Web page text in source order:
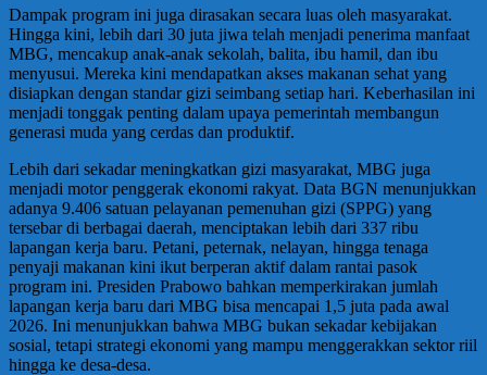
Dampak program ini juga dirasakan secara luas oleh masyarakat.
Hingga kini, lebih dari 30 juta jiwa telah menjadi penerima manfaat
MBG, mencakup anak-anak sekolah, balita, ibu hamil, dan ibu
menyusui. Mereka kini mendapatkan akses makanan sehat yang
disiapkan dengan standar gizi seimbang setiap hari. Keberhasilan ini
menjadi tonggak penting dalam upaya pemerintah membangun
generasi muda yang cerdas dan produktif.
Lebih dari sekadar meningkatkan gizi masyarakat, MBG juga
menjadi motor penggerak ekonomi rakyat. Data BGN menunjukkan
adanya 9.406 satuan pelayanan pemenuhan gizi (SPPG) yang
tersebar di berbagai daerah, menciptakan lebih dari 337 ribu
lapangan kerja baru. Petani, peternak, nelayan, hingga tenaga
penyaji makanan kini ikut berperan aktif dalam rantai pasok
program ini. Presiden Prabowo bahkan memperkirakan jumlah
lapangan kerja baru dari MBG bisa mencapai 1,5 juta pada awal
2026. Ini menunjukkan bahwa MBG bukan sekadar kebijakan
sosial, tetapi strategi ekonomi yang mampu menggerakkan sektor riil
hingga ke desa-desa.